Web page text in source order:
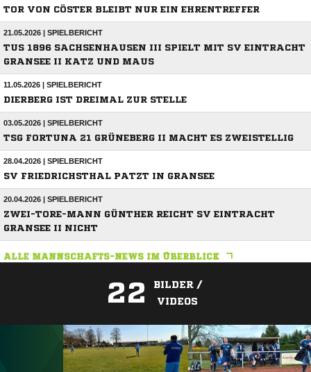
TOR VON CÖSTER BLEIBT NUR EIN EHRENTREFFER
21.05.2026 | SPIELBERICHT
TUS 1896 SACHSENHAUSEN III SPIELT MIT SV EINTRACHT
GRANSEE II KATZ UND MAUS
11.05.2026 | SPIELBERICHT
DIERBERG IST DREIMAL ZUR STELLE
03.05.2026 | SPIELBERICHT
TSG FORTUNA 21 GRÜNEBERG II MACHT ES ZWEISTELLIG
28.04.2026 | SPIELBERICHT
SV FRIEDRICHSTHAL PATZT IN GRANSEE
20.04.2026 | SPIELBERICHT
ZWEI-TORE-MANN GÜNTHER REICHT SV EINTRACHT
GRANSEE II NICHT
ALLE MANNSCHAFTS-NEWS IM ÜBERBLICK
22
BILDER /
VIDEOS